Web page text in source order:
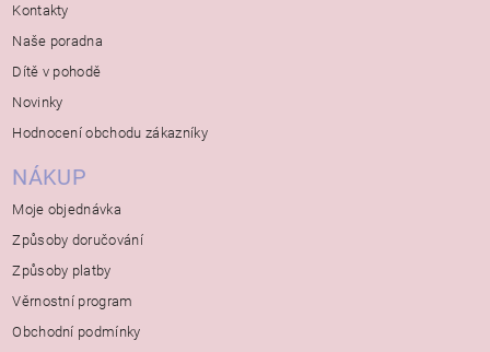
Kontakty
Naše poradna
Dítě v pohodě
Novinky
Hodnocení obchodu zákazníky
NÁKUP
Moje objednávka
Způsoby doručování
Způsoby platby
Věrnostní program
Obchodní podmínky